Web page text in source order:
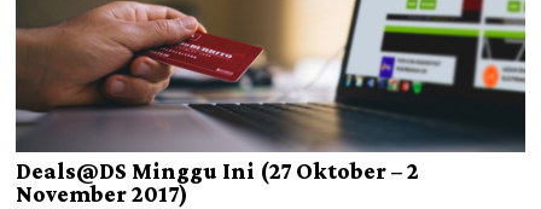
Deals@DS Minggu Ini (27 Oktober – 2
November 2017)